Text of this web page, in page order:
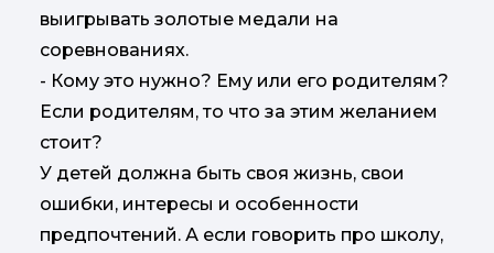
выигрывать золотые медали на
соревнованиях.
- Кому это нужно? Ему или его родителям?
Если родителям, то что за этим желанием
стоит?
У детей должна быть своя жизнь, свои
ошибки, интересы и особенности
предпочтений. А если говорить про школу,